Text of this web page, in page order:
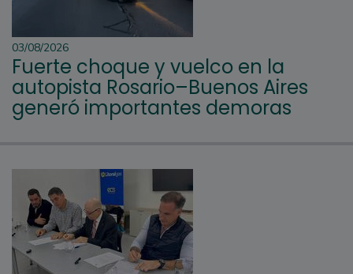
03/08/2026
Fuerte choque y vuelco en la
autopista Rosario–Buenos Aires
generó importantes demoras